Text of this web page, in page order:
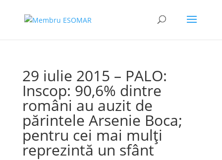
29 iulie 2015 – PALO:
Inscop: 90,6% dintre
români au auzit de
părintele Arsenie Boca;
pentru cei mai mulți
reprezintă un sfânt